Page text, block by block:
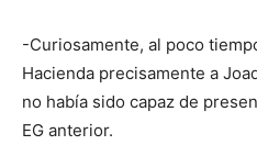
-Curiosamente, al poco
Hacienda precisamente a
no había sido capaz de
EG anterior.